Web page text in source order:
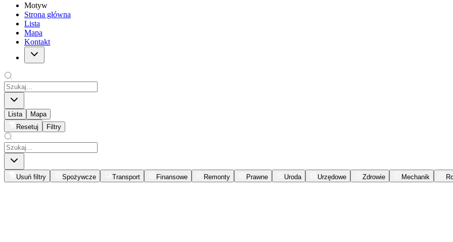
Motyw
Strona główna
Lista
Mapa
Kontakt
Lista
Mapa
Resetuj
Filtry
Usuń filtry Spożywcze Transport Finansowe Remonty Prawne Uroda Urzędowe Zdrowie Mechanik